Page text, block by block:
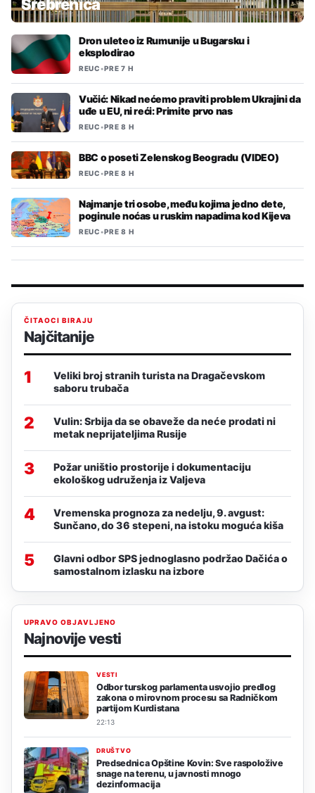
Srebrenica
Dron uleteo iz Rumunije u Bugarsku i
eksplodirao
REUC•PRE 7 H
Vučić: Nikad nećemo praviti problem Ukrajini da
uđe u EU, ni reći: Primite prvo nas
REUC•PRE 8 H
BBC o poseti Zelenskog Beogradu (VIDEO)
REUC•PRE 8 H
Najmanje tri osobe, među kojima jedno dete,
poginule noćas u ruskim napadima kod Kijeva
REUC•PRE 8 H
ČITAOCI BIRAJU
Najčitanije
1
Veliki broj stranih turista na Dragačevskom
saboru trubača
2
Vulin: Srbija da se obaveže da neće prodati ni
metak neprijateljima Rusije
3
Požar uništio prostorije i dokumentaciju
ekološkog udruženja iz Valjeva
4
Vremenska prognoza za nedelju, 9. avgust:
Sunčano, do 36 stepeni, na istoku moguća kiša
5
Glavni odbor SPS jednoglasno podržao Dačića o
samostalnom izlasku na izbore
UPRAVO OBJAVLJENO
Najnovije vesti
VESTI
Odbor turskog parlamenta usvojio predlog
zakona o mirovnom procesu sa Radničkom
partijom Kurdistana
22:13
DRUŠTVO
Predsednica Opštine Kovin: Sve raspoložive
snage na terenu, u javnosti mnogo
dezinformacija